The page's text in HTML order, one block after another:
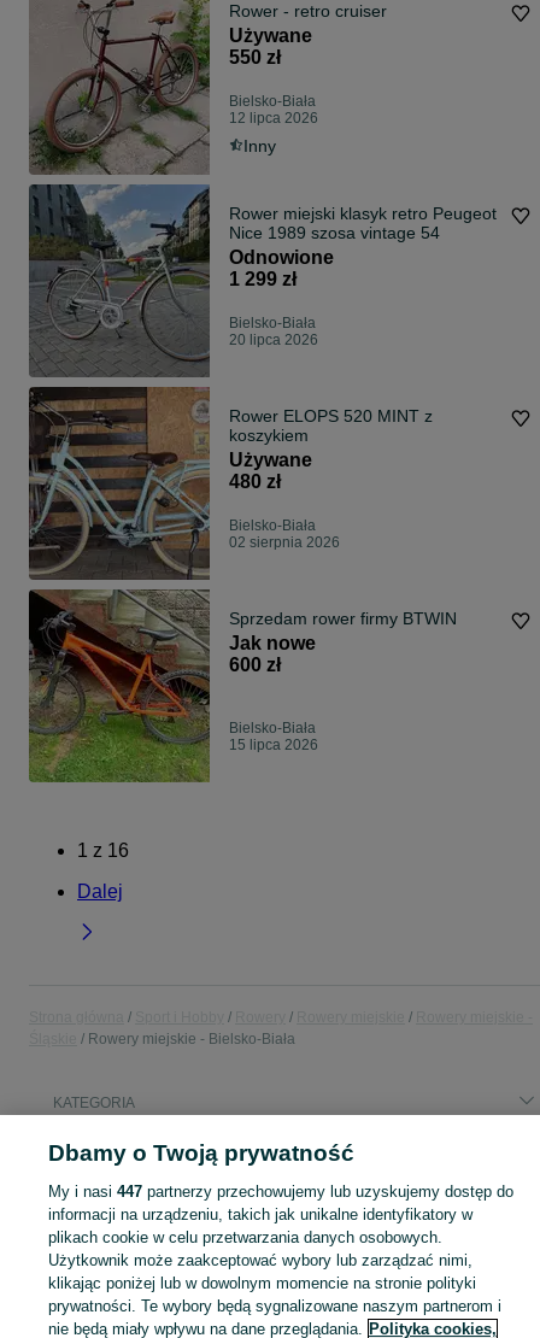
Rower - retro cruiser
Używane
550 zł
Bielsko-Biała
12 lipca 2026
Inny
Rower miejski klasyk retro Peugeot
Nice 1989 szosa vintage 54
Odnowione
1 299 zł
Bielsko-Biała
20 lipca 2026
Rower ELOPS 520 MINT z
koszykiem
Używane
480 zł
Bielsko-Biała
02 sierpnia 2026
Sprzedam rower firmy BTWIN
Jak nowe
600 zł
Bielsko-Biała
15 lipca 2026
1 z 16
Dalej
Rowery miejskie - Bielsko-Biała
KATEGORIA
Popularne wyszukiwania
rower
Sprzedaż rowerów miejskich Bielsko-Biała ▶️ Aktualne oferty nowe i używane ✅ Szeroki wybór produktów w najlepszych cenach ✌ Sprawdź oferty na OLX.pl! Zobacz
Mapa kategorii
Dbamy o Twoją prywatność
My i nasi 447partnerzy przechowujemy lub uzyskujemy dostęp do
informacji na urządzeniu, takich jak unikalne identyfikatory w
plikach cookie w celu przetwarzania danych osobowych.
Użytkownik może zaakceptować wybory lub zarządzać nimi,
klikając poniżej lub w dowolnym momencie na stronie polityki
prywatności. Te wybory będą sygnalizowane naszym partnerom i
nie będą miały wpływu na dane przeglądania. Polityka cookies,